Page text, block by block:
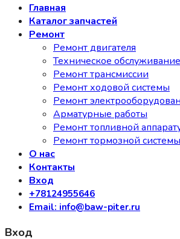
Главная
Каталог запчастей
Ремонт
Ремонт двигателя
Техническое обслуживание
Ремонт трансмиссии
Ремонт ходовой системы
Ремонт
Арматурные работы
Ремонт топливной
Ремонт тормозной системы
О нас
Контакты
Вход
+78124955646
Email: info@baw-piter.ru
Вход